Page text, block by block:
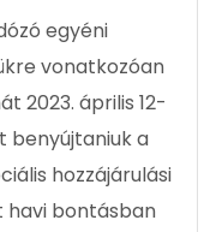
egyéni
vonatkozóan
2023. április 12-
benyújtaniuk a
hozzájárulási
havi bontásban